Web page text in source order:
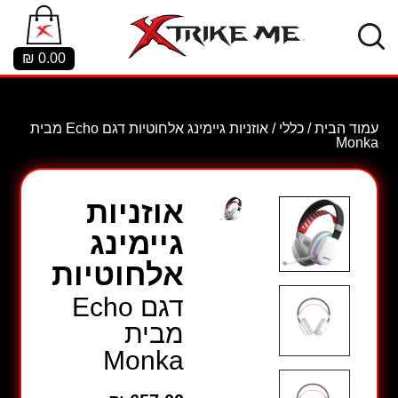
0.00
₪
עמוד הבית/כללי
/ אוזניות גיימינג אלחוטיות דגם Echo מבית
Monka
אוזניות
גיימינג
אלחוטיות
דגם Echo
מבית
Monka